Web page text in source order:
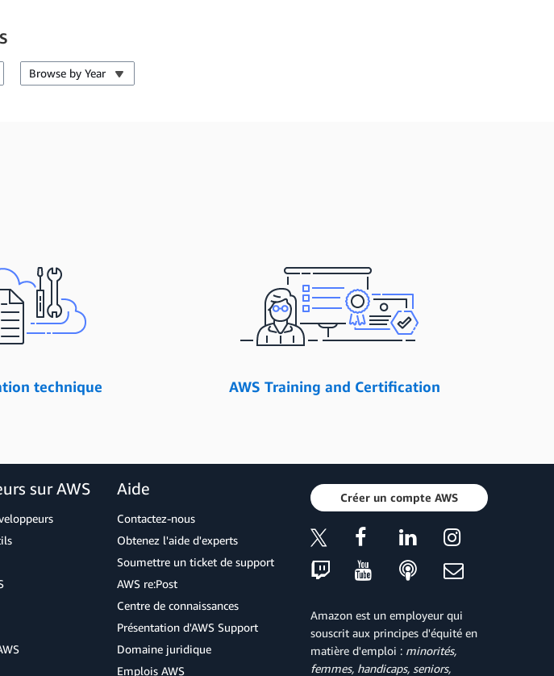
Browse by Year
technique AWS Training and Certification
sur AWS Aide
Contactez-nous
Obtenez l'aide d'experts
Soumettre un ticket de support
AWS re:Post
Centre de connaissances
Présentation d'AWS Support
Domaine juridique
Emplois AWS
Créer un compte AWS
Amazon est un employeur qui
souscrit aux principes d'équité en
matière d'emploi : minorités,
femmes, handicaps, seniors,